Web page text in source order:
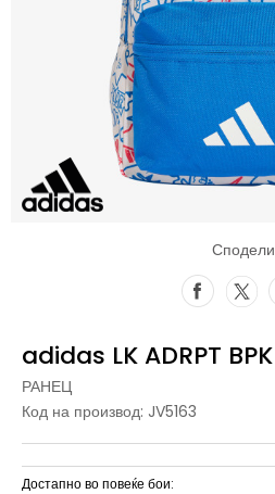
Сподели
adidas LK ADRPT BPK
РАНЕЦ
Код на производ: JV5163
Достапно во повеќе бои: